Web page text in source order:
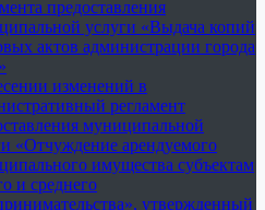
предоставления
услуги «Выдача копий
актов администрации города
изменений в
регламент
муниципальной
«Отчуждение арендуемого
имущества субъектам
и среднего
утвержденный